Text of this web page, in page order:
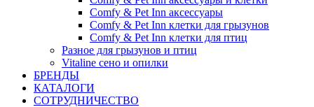
Comfy & Pet Inn аксессуары
Comfy & Pet Inn клетки для грызунов
Comfy & Pet Inn клетки для птиц
Разное для грызунов и птиц
Vitaline сено и опилки
БРЕНДЫ
КАТАЛОГИ
СОТРУДНИЧЕСТВО